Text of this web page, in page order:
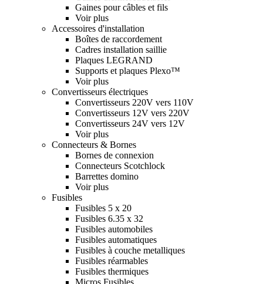
Gaines pour câbles et fils
Voir plus
Accessoires d'installation
Boîtes de raccordement
Cadres installation saillie
Plaques LEGRAND
Supports et plaques Plexo™
Voir plus
Convertisseurs électriques
Convertisseurs 220V vers 110V
Convertisseurs 12V vers 220V
Convertisseurs 24V vers 12V
Voir plus
Connecteurs & Bornes
Bornes de connexion
Connecteurs Scotchlock
Barrettes domino
Voir plus
Fusibles
Fusibles 5 x 20
Fusibles 6.35 x 32
Fusibles automobiles
Fusibles automatiques
Fusibles à couche metalliques
Fusibles réarmables
Fusibles thermiques
Micros Fusibles